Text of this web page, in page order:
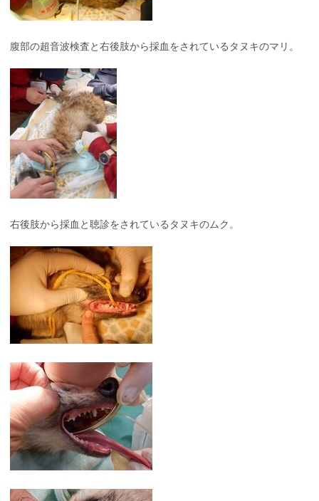
腹部の超音波検査と右後肢から採血をされているタヌキのマリ。
右後肢から採血と聴診をされているタヌキのムク。